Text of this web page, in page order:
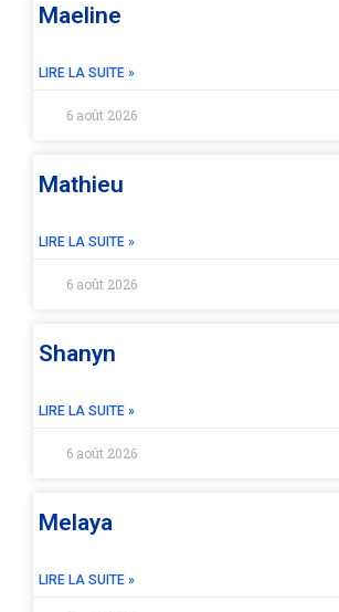
Maeline
LIRE LA SUITE »
6 août 2026
Mathieu
LIRE LA SUITE »
6 août 2026
Shanyn
LIRE LA SUITE »
6 août 2026
Melaya
LIRE LA SUITE »